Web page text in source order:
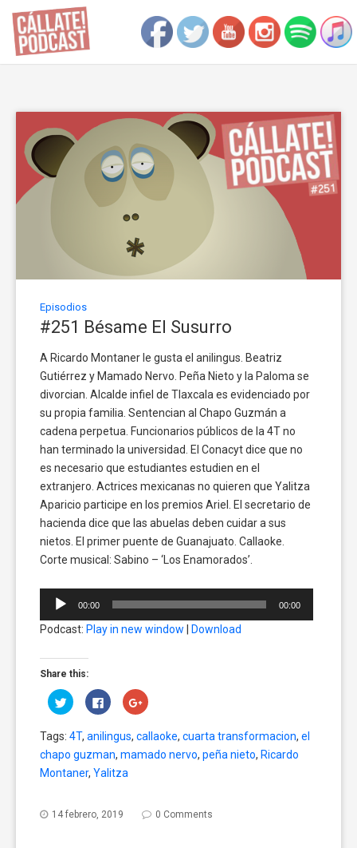
Episodios
#251 Bésame El Susurro
A Ricardo Montaner le gusta el anilingus. Beatriz
Gutiérrez y Mamado Nervo. Peña Nieto y la Paloma se
divorcian. Alcalde infiel de Tlaxcala es evidenciado por
su propia familia. Sentencian al Chapo Guzmán a
cadena perpetua. Funcionarios públicos de la 4T no
han terminado la universidad. El Conacyt dice que no
es necesario que estudiantes estudien en el
extranjero. Actrices mexicanas no quieren que Yalitza
Aparicio participe en los premios Ariel. El secretario de
hacienda dice que las abuelas deben cuidar a sus
nietos. El primer puente de Guanajuato. Callaoke.
Corte musical: Sabino – ‘Los Enamorados’.
Reproductor
audio
00:00 00:00
Podcast: Play in new window | Download
Share this:
Click
to
share
Twitter
in
window)
Click
to
share
Facebook
(Opens
in
new
window)
Click
to
Google+
(Opens
in
Tags: 4T, anilingus, callaoke, cuarta transformacion, el
chapo guzman, mamado nervo, peña nieto, Ricardo
Montaner, Yalitza
14 febrero, 2019 0 Comments